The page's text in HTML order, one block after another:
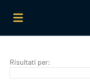
Risultati per: